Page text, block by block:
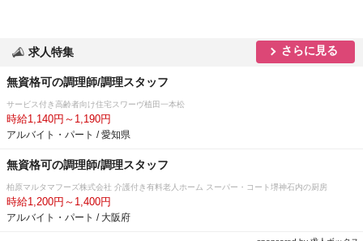
求人特集 さらに見る
無資格可の調理師/調理スタッフ
サービス付き高齢者向け住宅スワーヴ植田一本松
時給1,140円～1,190円
アルバイト・パート / 愛知県
無資格可の調理師/調理スタッフ
柏原マルタマフーズ株式会社 介護付き有料老人ホーム スーパー・コート堺神石内の厨房
時給1,200円～1,400円
アルバイト・パート / 大阪府